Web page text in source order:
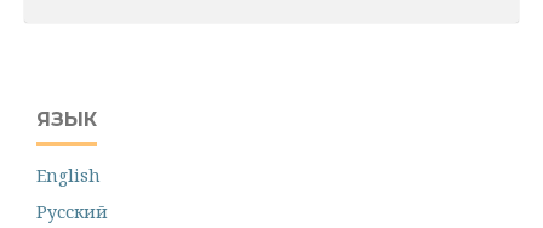
ЯЗЫК
English
Русский